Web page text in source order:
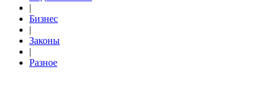
|
Бизнес
|
Законы
|
Разное